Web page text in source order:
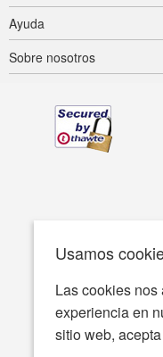
Usamos
Las cookies
experiencia en
sitio web,
Ayuda
Sobre nosotros
Accesibilidad